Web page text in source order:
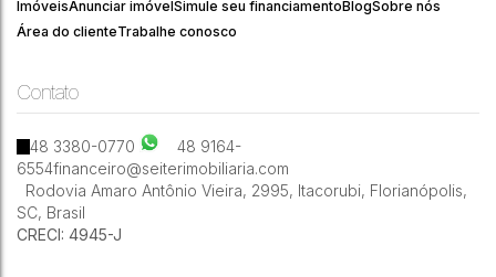
140
4 5 390m²
2
ImóveisAnunciar imóvelSimule seu financiamentoBlogSobre nós
Área do clienteTrabalhe conosco
Contato
48 3380-0770
48 9164-
6554financeiro@seiterimobiliaria.com
Rodovia Amaro Antônio Vieira, 2995, Itacorubi, Florianópolis,
SC, Brasil
CRECI: 4945-J